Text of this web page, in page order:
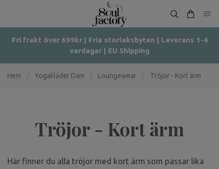
Fri frakt över 699kr | Fria storleksbyten | Leverans 1-4
vardagar | EU Shipping
Hem Yogakläder Dam Loungewear Tröjor - Kort ärm
Tröjor - Kort ärm
Här finner du alla tröjor med kort ärm som passar lika